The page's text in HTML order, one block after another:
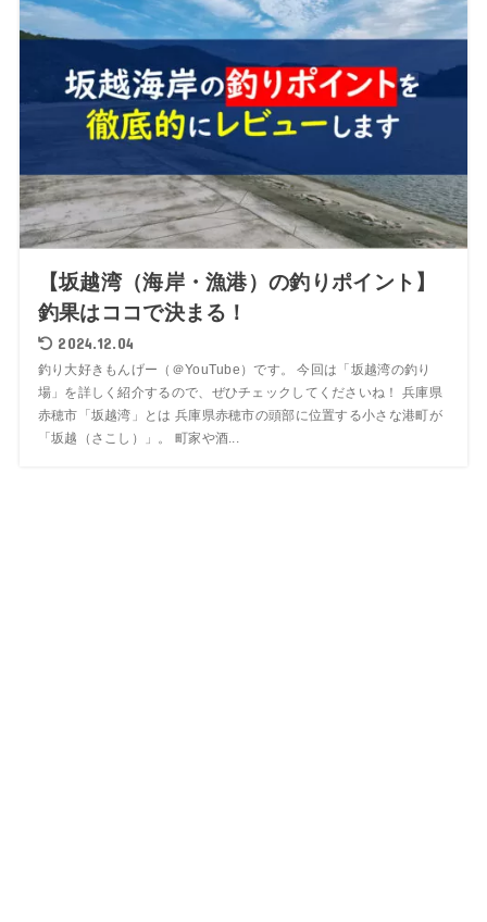
【坂越湾（海岸・漁港）の釣りポイント】
釣果はココで決まる！
2024.12.04
釣り大好きもんげー（＠YouTube）です。 今回は「坂越湾の釣り
場」を詳しく紹介するので、ぜひチェックしてくださいね！ 兵庫県
赤穂市「坂越湾」とは 兵庫県赤穂市の頭部に位置する小さな港町が
「坂越（さこし）」。 町家や酒...